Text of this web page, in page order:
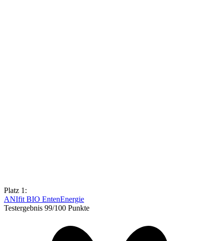
Platz 1:
ANIfit BIO EntenEnergie
Testergebnis 99/100 Punkte